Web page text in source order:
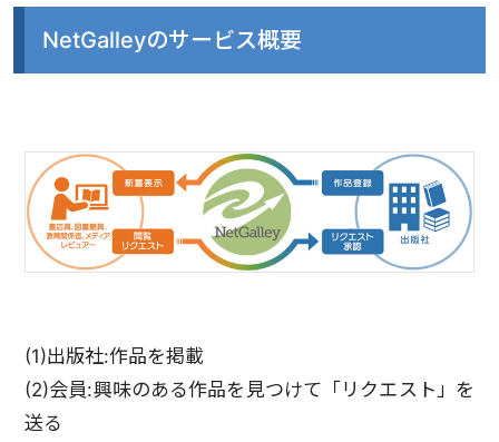
NetGalleyのサービス概要
(1)出版社:作品を掲載
(2)会員:興味のある作品を見つけて「リクエスト」を
送る